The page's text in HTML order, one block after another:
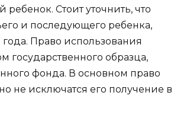
ребенок. Стоит уточнить, что
и последующего ребенка,
Право использования
государственного образца,
фонда. В основном право
не исключатся его получение в